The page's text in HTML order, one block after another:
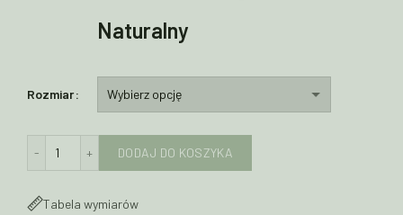
Naturalny
Rozmiar
DODAJ DO KOSZYKA
Tabela wymiarów